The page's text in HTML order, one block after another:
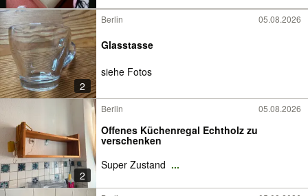
2
Berlin 05.08.2026
Glasstasse
siehe Fotos
2
Berlin 05.08.2026
Offenes Küchenregal Echtholz zu
verschenken
Super Zustand ...